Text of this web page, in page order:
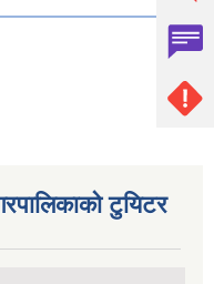
टुयिटर